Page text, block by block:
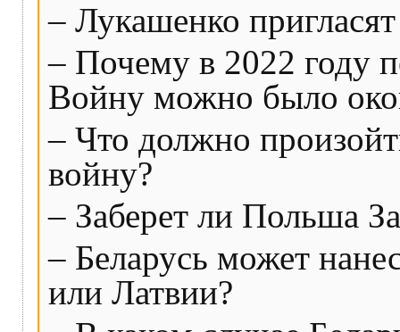
– Лукашенко
– Почему в 2022 году
Войну можно было
– Что должно
войну?
– Заберет ли Польша
– Беларусь может
или Латвии?